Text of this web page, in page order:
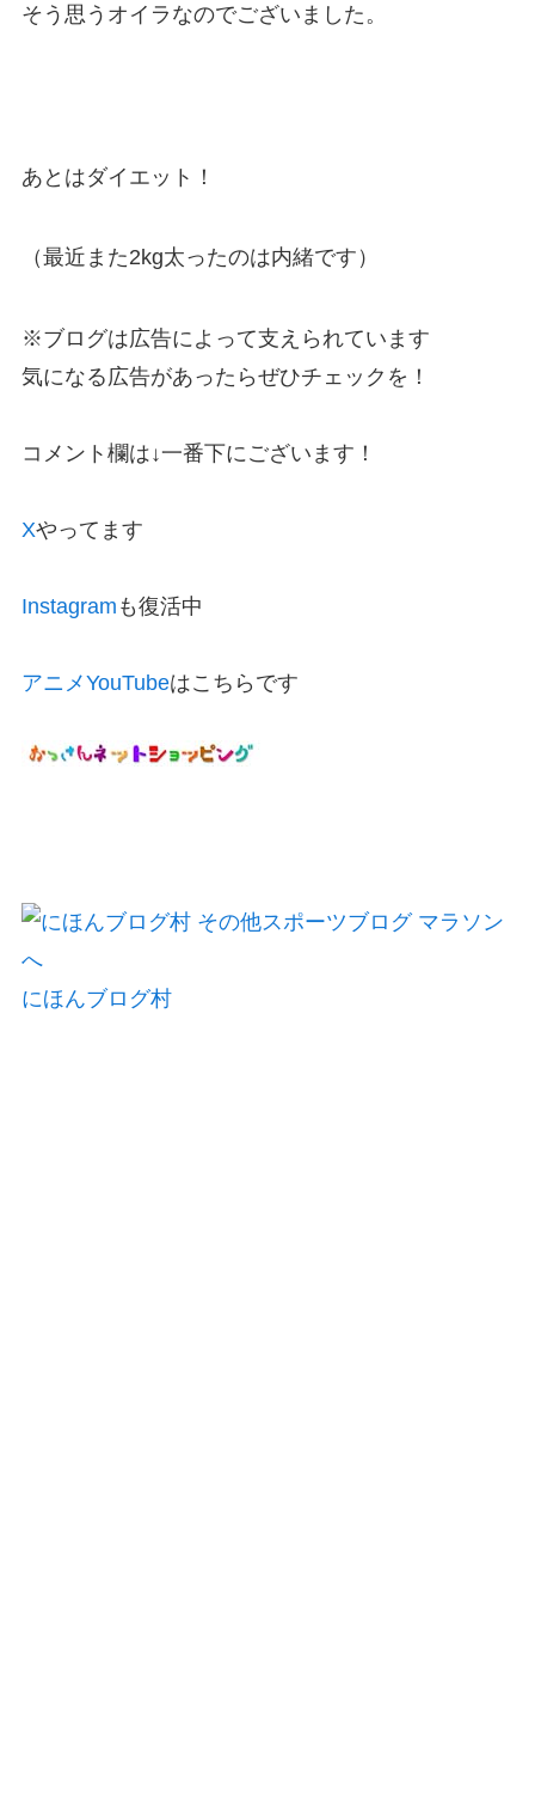
そう思うオイラなのでございました。
あとはダイエット！
（最近また2kg太ったのは内緒です）
※ブログは広告によって支えられています
気になる広告があったらぜひチェックを！
コメント欄は↓一番下にございます！
Xやってます
Instagram も復活中
アニメYouTubeはこちらです
にほんブログ村